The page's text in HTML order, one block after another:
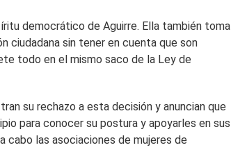
democrático de Aguirre. Ella también toma
ciudadana sin tener en cuenta que son
todo en el mismo saco de la Ley de
su rechazo a esta decisión y anuncian que
para conocer su postura y apoyarles en sus
cabo las asociaciones de mujeres de